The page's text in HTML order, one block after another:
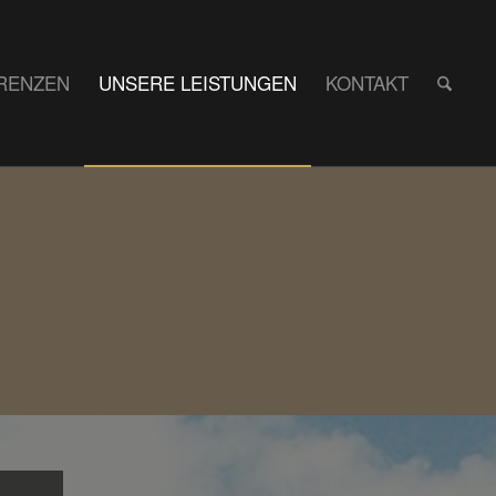
UNSERE LEISTUNGEN KONTAKT